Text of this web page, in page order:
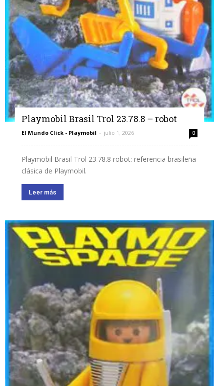
Playmobil Brasil Trol 23.78.8 – robot
El Mundo Click - Playmobil - julio 1, 2026 0
Playmobil Brasil Trol 23.78.8 robot: referencia brasileña
clásica de Playmobil.
Leer más